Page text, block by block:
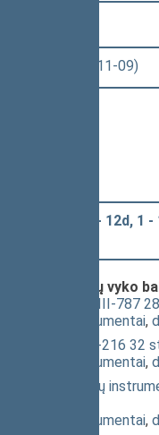
Nr. 115 (2017-11-09)
12b, 1 - 12c, 1 - 12d, 1
dėl kurių vyko
įstatymo Nr. VIII-787
susiję dokumentai,
įstatymo Nr. IX-216
susiję dokumentai,
finansinių
susiję dokumentai,